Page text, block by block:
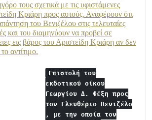
τους σχετικά με τις υφιστάμενες
Κριάρη προς αυτούς. Αναφέρουν ότι
του Βενιζέλου στις τελευταίες
και του διαμηνύουν να προβεί σε
εις βάρος του Αριστείδη Κριάρη αν δεν
αντίτιμο.
Επιστολή του
εκδοτικού οίκου
Γεωργίου Δ. Φέξη προς
τον Ελευθέριο Βενιζέλο
, με την οποία τον